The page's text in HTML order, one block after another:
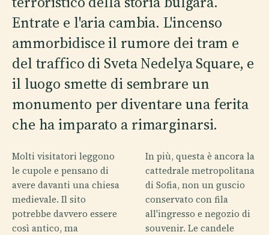
Entrate e l'aria cambia. L'incenso
ammorbidisce il rumore dei tram e
del traffico di Sveta Nedelya Square, e
il luogo smette di sembrare un
monumento per diventare una ferita
che ha imparato a rimarginarsi.
Molti visitatori leggono
le cupole e pensano di
avere davanti una chiesa
medievale. Il sito
potrebbe davvero essere
così antico, ma
In più, questa è ancora la
cattedrale metropolitana
di Sofia, non un guscio
conservato con fila
all'ingresso e negozio di
souvenir. Le candele